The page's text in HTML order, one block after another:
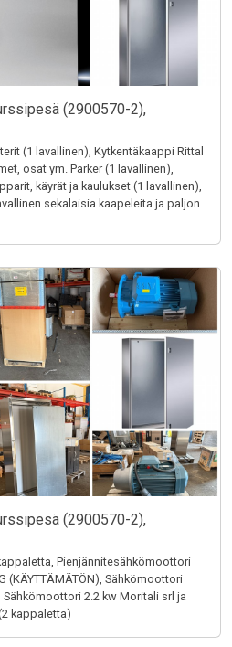
(2900570-2),
(1 lavallinen), Kytkentäkaappi Rittal
osat ym. Parker (1 lavallinen),
käyrät ja kaulukset (1 lavallinen),
sekalaisia kaapeleita ja paljon
(2900570-2),
Pienjännitesähkömoottori
(KÄYTTÄMÄTÖN), Sähkömoottori
Sähkömoottori 2.2 kw Moritali srl ja
kappaletta)